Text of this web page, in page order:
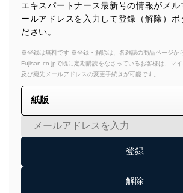
エキスパートナース最新号の情報がメル
ールアドレスを入力して登録（解除）ボ
ださい。
※登録は無料です ※登録・解除は、各雑誌の商品ページか
Fujisan.co.jpで既に定期購読をなさっているお客様は、マ
及び宛先メールアドレスの変更手続きが可能です。